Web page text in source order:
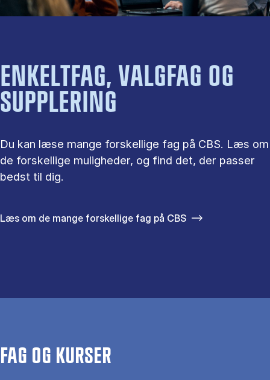
ENKELTFAG, VALGFAG OG
SUPPLERING
Du kan læse mange forskellige fag på CBS. Læs om
de forskellige muligheder, og find det, der passer
bedst til dig.
Læs om de mange forskellige fag på CBS
FAG OG KURSER